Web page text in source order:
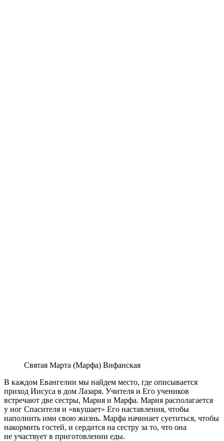
Святая Марта (Марфа) Вифанская
В каждом Евангелии мы найдем место, где описывается
приход Иисуса в дом Лазаря. Учителя и Его учеников
встречают две сестры, Мария и Марфа. Мария располагается
у ног Спасителя и «вкушает» Его наставления, чтобы
наполнить ими свою жизнь. Марфа начинает суетиться, чтобы
накормить гостей, и сердится на сестру за то, что она
не участвует в приготовлении еды.